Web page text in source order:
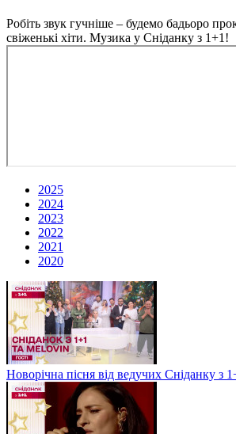
Робіть звук гучніше – будемо бадьоро
свіженькі хіти. Музика у Сніданку з 1+1!
2025
2024
2023
2022
2021
2020
Новорічна пісня від ведучих Сніданку з